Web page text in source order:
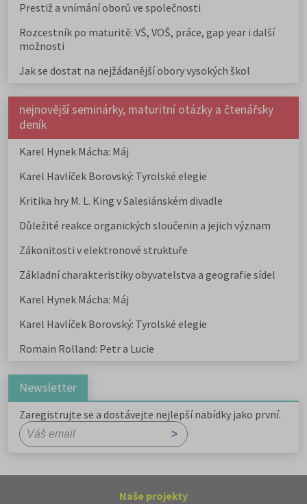
Prestiž a vnímání oborů ve společnosti
Rozcestník po maturitě: VŠ, VOŠ, práce, gap year i další
možnosti
Jak se dostat na nejžádanější obory vysokých škol
nejnovější seminárky, maturitní otázky a čtenářsky
deník
Karel Hynek Mácha: Máj
Karel Havlíček Borovský: Tyrolské elegie
Kritika hry M. L. King v Salesiánském divadle
Důležité reakce organických sloučenin a jejich význam
Zákonitosti v elektronové struktuře
Základní charakteristiky obyvatelstva a geografie sídel
Karel Hynek Mácha: Máj
Karel Havlíček Borovský: Tyrolské elegie
Romain Rolland: Petr a Lucie
Newsletter
Zaregistrujte se a dostávejte nejlepší nabídky jako první.
Naše projekty